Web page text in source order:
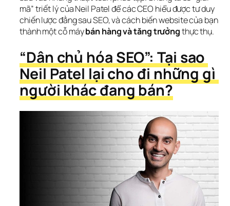
mã” triết lý của Neil Patel để các CEO hiểu được tư duy
chiến lược đằng sau SEO, và cách biến website của bạn
thành một cỗ máy bán hàng và tăng trưởng thực thụ.
“Dân chủ hóa SEO”: Tại sao
Neil Patel lại cho đi những gì
người khác đang bán?